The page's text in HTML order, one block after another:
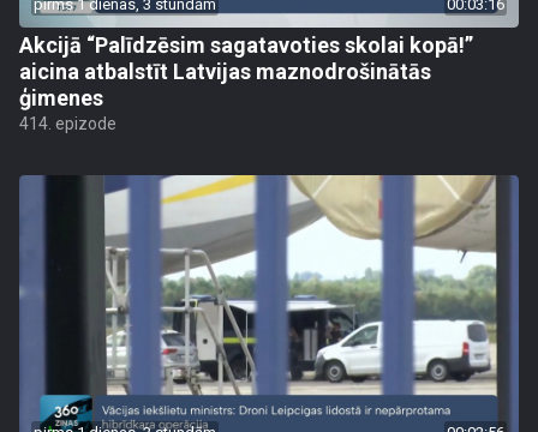
pirms 1 dienas, 3 stundām 00:03:16
Akcijā “Palīdzēsim sagatavoties skolai kopā!”
aicina atbalstīt Latvijas maznodrošinātās
ģimenes
414. epizode